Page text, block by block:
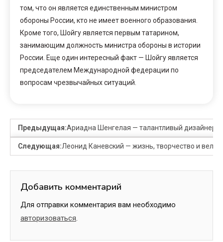
том, что он является единственным министром
обороны России, кто не имеет военного образования.
Кроме того, Шойгу является первым татарином,
занимающим должность министра обороны в истории
России. Еще один интересный факт — Шойгу является
председателем Международной федерации по
вопросам чрезвычайных ситуаций.
Предыдущая:Ариадна Шенгелая — талантливый дизайнер,
Следующая:Леонид Каневский — жизнь, творчество и
Добавить комментарий
Для отправки комментария вам необходимо
авторизоваться.